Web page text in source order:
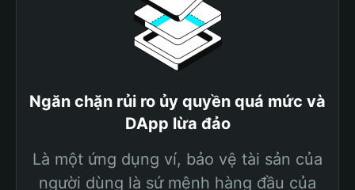
Ngăn chặn rủi ro ủy quyền quá mức và
DApp lừa đảo
Là một ứng dụng ví, bảo vệ tài sản của
người dùng là sứ mệnh hàng đầu của